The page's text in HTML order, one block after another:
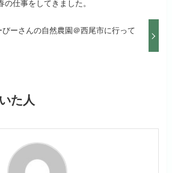
の仕事をしてきました。
ーさんの自然農園＠西尾市に行って
た人